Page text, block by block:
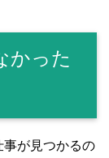
かった
が見つかるの